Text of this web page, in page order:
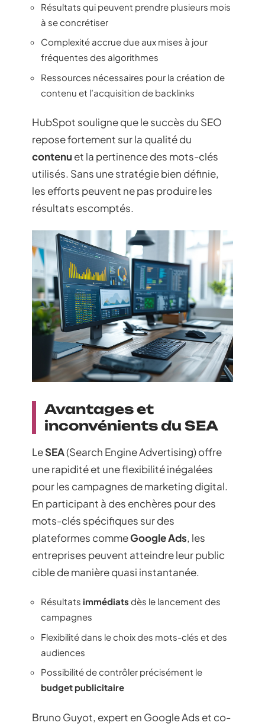
Résultats qui peuvent prendre plusieurs mois
à se concrétiser
Complexité accrue due aux mises à jour
fréquentes des algorithmes
Ressources nécessaires pour la création de
contenu et l’acquisition de backlinks
HubSpot souligne que le succès du SEO
repose fortement sur la qualité du
contenu et la pertinence des mots-clés
utilisés. Sans une stratégie bien définie,
les efforts peuvent ne pas produire les
résultats escomptés.
Avantages et
inconvénients du SEA
LeSEA(Search Engine Advertising) offre
une rapidité et une flexibilité inégalées
pour les campagnes de marketing digital.
En participant à des enchères pour des
mots-clés spécifiques sur des
plateformes commeGoogle Ads, les
entreprises peuvent atteindre leur public
cible de manière quasi instantanée.
Résultats immédiats dès le lancement des
campagnes
Flexibilité dans le choix des mots-clés et des
audiences
Possibilité de contrôler précisément le
budget publicitaire
Bruno Guyot, expert en Google Ads et co-